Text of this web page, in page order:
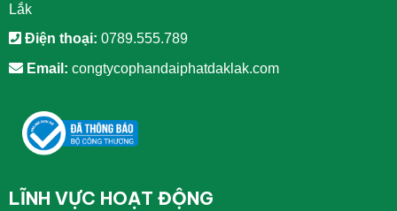
Lắk
Điện thoại: 0789.555.789
Email: congtycophandaiphatdaklak.com
LĨNH VỰC HOẠT ĐỘNG